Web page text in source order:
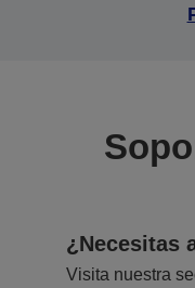
¿Necesitas
Visita nuestra